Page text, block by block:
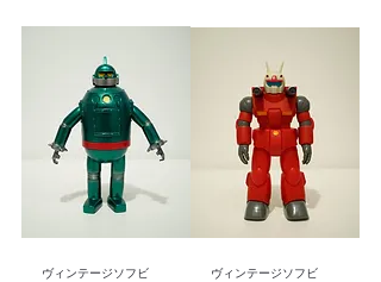
ヴィンテージソフビ
ヴィンテージソフビ